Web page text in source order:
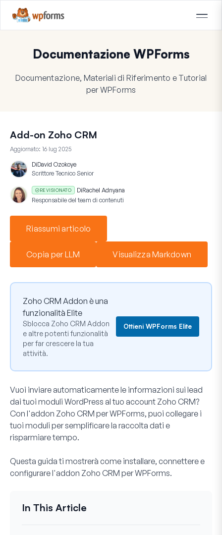
Documentazione WPForms
Documentazione, Materiali di Riferimento e Tutorial
per WPForms
Add-on Zoho CRM
Aggiornato: 16 lug 2025
DiDavid Ozokoye
Scrittore Tecnico Senior
REVISIONATO DiRachel Adnyana
Responsabile del team di contenuti
Riassumi articolo
Copia per LLM Visualizza Markdown
Zoho CRM Addon è una
funzionalità Elite
Sblocca Zoho CRM Addon
e altre potenti funzionalità
per far crescere la tua
attività.
Ottieni WPForms Elite
Vuoi inviare automaticamente le informazioni sui lead
dai tuoi moduli WordPress al tuo account Zoho CRM?
Con l'addon Zoho CRM per WPForms, puoi collegare i
tuoi moduli per semplificare la raccolta dati e
risparmiare tempo.
Questa guida ti mostrerà come installare, connettere e
configurare l'addon Zoho CRM per WPForms.